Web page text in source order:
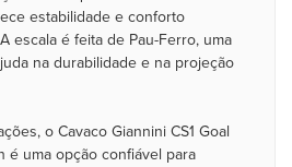
estabilidade e conforto
escala é feita de Pau-Ferro, uma
na durabilidade e na projeção
o Cavaco Giannini CS1 Goal
é uma opção confiável para